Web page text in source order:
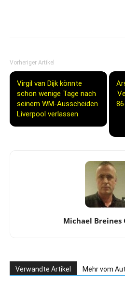
Vorheriger Artikel
Virgil van Dijk könnte
schon wenige Tage nach
seinem WM-Ausscheiden
Liverpool verlassen
Michael Breines
Verwandte Artikel Mehr vom